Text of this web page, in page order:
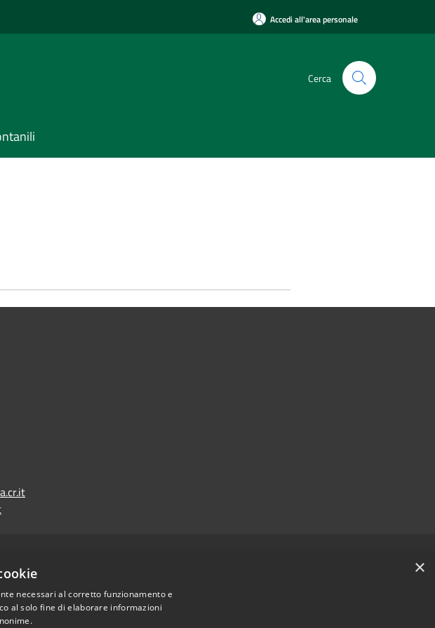
Accedi all'area personale
Cerca
×
necessari al corretto funzionamento e
al solo fine di elaborare informazioni